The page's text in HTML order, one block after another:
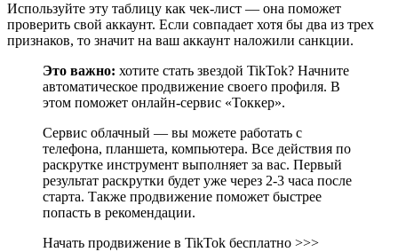
Используйте эту таблицу как чек-лист — она поможет
проверить свой аккаунт. Если совпадает хотя бы два из трех
признаков, то значит на ваш аккаунт наложили санкции.
Это важно: хотите стать звездой TikTok? Начните
автоматическое продвижение своего профиля. В
этом поможет онлайн-сервис «Токкер».
Сервис облачный — вы можете работать с
телефона, планшета, компьютера. Все действия по
раскрутке инструмент выполняет за вас. Первый
результат раскрутки будет уже через 2-3 часа после
старта. Также продвижение поможет быстрее
попасть в рекомендации.
Начать продвижение в TikTok бесплатно >>>